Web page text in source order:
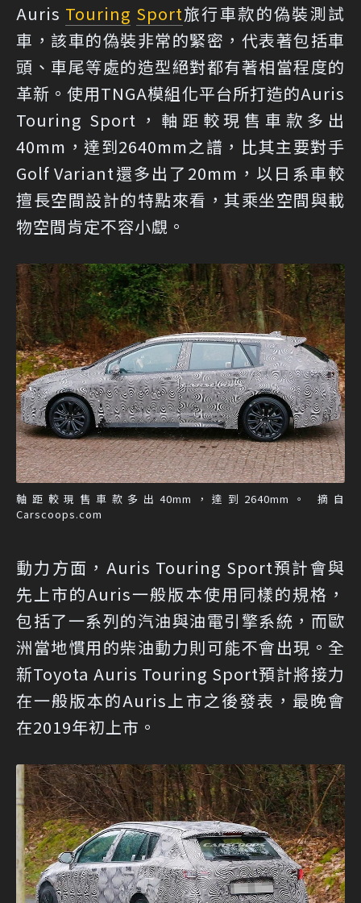
Auris Touring Sport旅行車款的偽裝測試
車，該車的偽裝非常的緊密，代表著包括車
頭、車尾等處的造型絕對都有著相當程度的
革新。使用TNGA模組化平台所打造的Auris
Touring Sport，軸距較現售車款多出
40mm，達到2640mm之譜，比其主要對手
Golf Variant還多出了20mm，以日系車較
擅長空間設計的特點來看，其乘坐空間與載
物空間肯定不容小覷。
軸距較現售車款多出40mm，達到2640mm。 摘自
Carscoops.com
動力方面，Auris Touring Sport預計會與
先上市的Auris一般版本使用同樣的規格，
包括了一系列的汽油與油電引擎系統，而歐
洲當地慣用的柴油動力則可能不會出現。全
新Toyota Auris Touring Sport預計將接力
在一般版本的Auris上市之後發表，最晚會
在2019年初上市。